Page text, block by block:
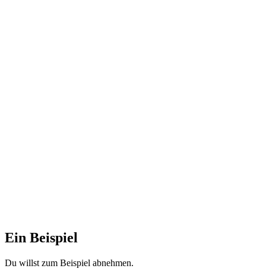
Ein Beispiel
Du willst zum Beispiel abnehmen.